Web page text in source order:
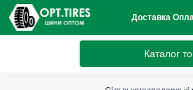
Доставка
Каталог